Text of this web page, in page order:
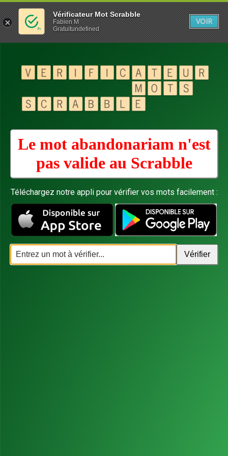
Le mot abandonariam n'est
pas valide au Scrabble
Téléchargez notre appli pour vérifier vos mots facilement :
Vérificateur Mot Scrabble
Fabien M
Gratuitundefined
VOIR